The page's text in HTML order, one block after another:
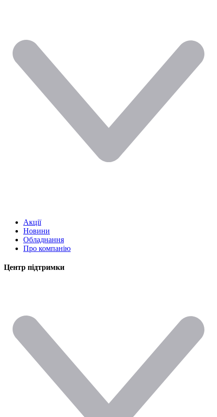
Акції
Новини
Обладнання
Про компанію
Центр підтримки